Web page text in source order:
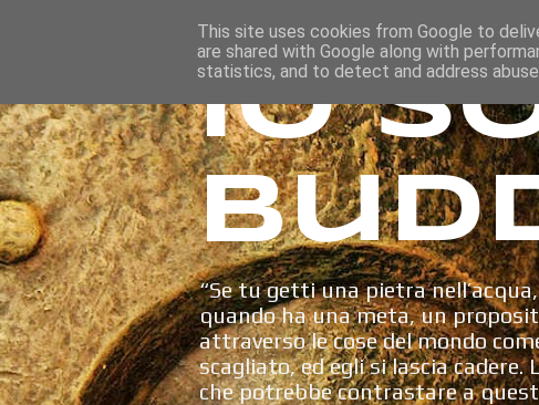
Io
“Se tu getti una pietra
quando ha una meta, un
attraverso le cose del mondo
scagliato, ed egli si lascia
che potrebbe contrastare a
This site uses cookies from Google to
are shared with Google along with
statistics, and to detect and address